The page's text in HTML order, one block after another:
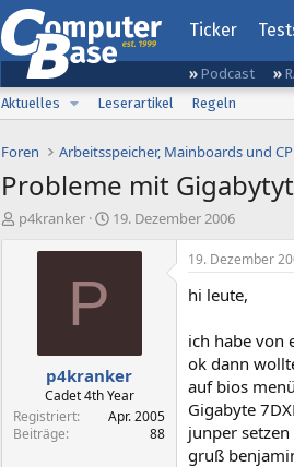
Ticker
Podcast
Aktuelles
Leserartikel Regeln
Foren Arbeitsspeicher, Mainboards und
Probleme mit
E
p4kranker
E
s
t
a
m
19. Dezember 2006
P
p4kranker
Cadet 4th Year
Registriert
Apr. 2005
Beiträge
88
19. Dezember
hi leute,
ich habe von
ok dann
auf bios
Gigabyte
junper
gruß